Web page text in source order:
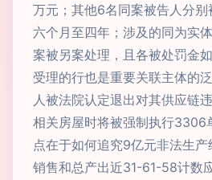
万元；其他6名同案被告人分
六个月至四年；涉及的同为实
案被另案处理，且各被处罚金
受理的行也是重要关联主体的
人被法院认定退出对其供应链
相关房屋时将被强制执行3306
点在于如何追究9亿元非法生
销售和总产出近31-61-58计数